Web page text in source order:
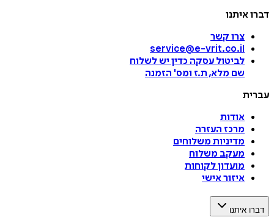
דברו איתנו
צרו קשר
service@e-vrit.co.il
לביטול עסקה כדין יש לשלוח
שם מלא, ת.ז ומס' הזמנה
עברית
אודות
מרכז העזרה
מדיניות משלוחים
מעקב משלוח
מועדון לקוחות
איזור אישי
דברו איתנו